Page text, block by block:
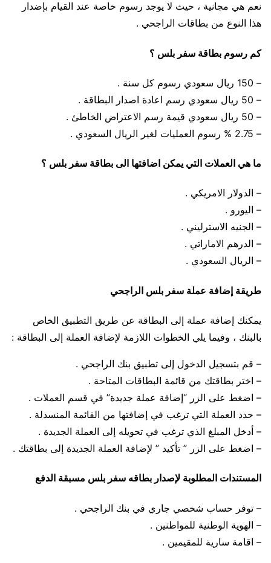
نعم هي مجانية ، حيث لا يوجد رسوم خاصة عند القيام بإضدار
هذا النوع من بطاقات الراجحي .
كم رسوم بطاقة سفر بلس ؟
– 150 ريال سعودي رسوم كل سنة .
– 50 ريال سعودي رسم اعادة اصدار البطاقة .
– 50 ريال سعودي قيمة رسم الاعتراض الخاطئ .
– 2.75 % رسوم العمليات لغير الريال السعودي .
ما هي العملات التي يمكن اضافتها الى بطاقة سفر بلس ؟
– الدولار الامريكي .
– اليورو .
– الجنيه الاسترليني .
– الدرهم الاماراتي .
– الريال السعودي .
طريقة إضافة عملة سفر بلس الراجحي
يمكنك إضافة عملة إلى البطاقة عن طريق التطبيق الخاص
بالبنك ، وفيما يلي الخطوات اللازمة لإضافة العملة إلى البطاقة :
– قم بتسجيل الدخول إلى تطبيق بنك الراجحي .
– اختر بطاقتك من قائمة البطاقات المتاحة .
– اضغط على الزر “إضافة عملة جديدة” في قسم العملات .
– حدد العملة التي ترغب في إضافتها من القائمة المنسدلة .
– أدخل المبلغ الذي ترغب في تحويله إلى العملة الجديدة .
– اضغط على الزر ” تأكيد ” لإضافة العملة الجديدة إلى بطاقتك .
المستندات المطلوبة لإصدار بطاقه سفر بلس مسبقة الدفع
– توفر حساب شخصي جاري في بنك الراجحي .
– الهوية الوطنية للمواطنين .
– اقامة سارية للمقيمين .